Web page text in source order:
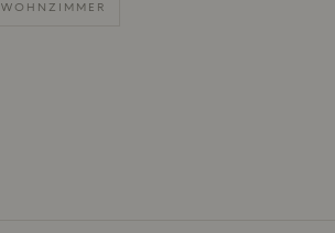
WOHNZIMMER